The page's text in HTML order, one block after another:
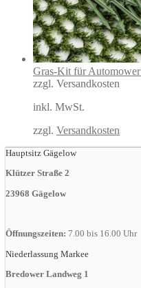
Gras-Kit für Automower
zzgl. Versandkosten
inkl. MwSt.
zzgl. Versandkosten
Hauptsitz Gägelow
Klützer Straße 2
23968 Gägelow
Öffnungszeiten: 7.00 bis 16.00 Uhr
Niederlassung Markee
Bredower Landweg 1